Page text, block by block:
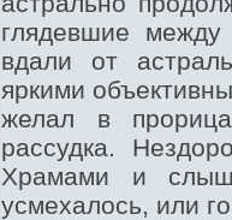
глядевшие
вдали от
яркими
желал в
рассудка.
Храмами и
усмехалось, или